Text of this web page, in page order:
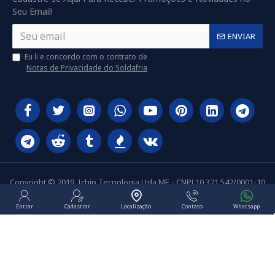
Seu Email!
ENVIAR
Eu li e concordo com o contrato de
Notas de Privacidade do Soldafria
Copyright © 2019, Ichip Tecnologia Ltda ME - CNPJ 10.321.542/0001-10
Entrar Cadastrar Localização Contato Whatsapp